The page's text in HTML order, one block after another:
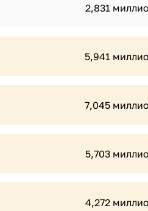
2,831
5,941
7,045
5,703
4,272